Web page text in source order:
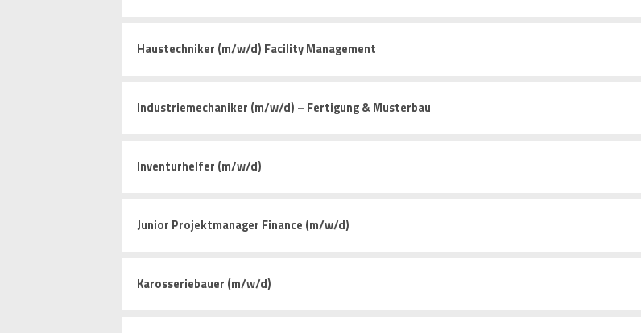
Haustechniker (m/w/d) Facility Management
Industriemechaniker (m/w/d) – Fertigung & Musterbau
Inventurhelfer (m/w/d)
Junior Projektmanager Finance (m/w/d)
Karosseriebauer (m/w/d)